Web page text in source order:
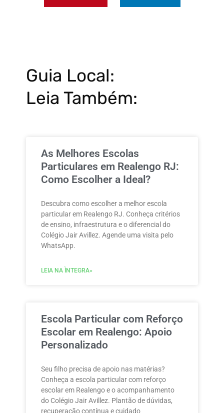
Guia Local:
Leia Também:
As Melhores Escolas
Particulares em Realengo RJ:
Como Escolher a Ideal?
Descubra como escolher a melhor escola
particular em Realengo RJ. Conheça critérios
de ensino, infraestrutura e o diferencial do
Colégio Jair Avillez. Agende uma visita pelo
WhatsApp.
LEIA NA ÌNTEGRA»
Escola Particular com Reforço
Escolar em Realengo: Apoio
Personalizado
Seu filho precisa de apoio nas matérias?
Conheça a escola particular com reforço
escolar em Realengo e o acompanhamento
do Colégio Jair Avillez. Plantão de dúvidas,
recuperação contínua e cuidado